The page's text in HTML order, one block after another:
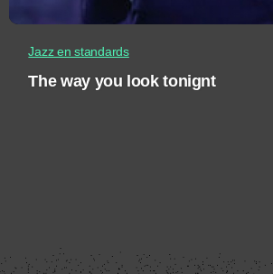
Jazz en standards
The way you look tonignt